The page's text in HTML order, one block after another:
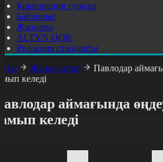
Корпорация туралы
Байланыс
Жарнама
ALTYN QOR
Редакция стандарты
Жаңалықтар
Павлодар
келеді
аймағында
келеді